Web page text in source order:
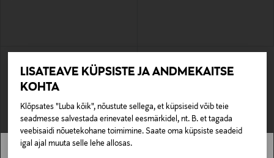
LISATEAVE KÜPSISTE JA ANDMEKAITSE
KOHTA
Klõpsates "Luba kõik", nõustute sellega, et küpsiseid võib teie
seadmesse salvestada erinevatel eesmärkidel, nt. B. et tagada
veebisaidi nõuetekohane toimimine. Saate oma küpsiste seadeid
igal ajal muuta selle lehe allosas.